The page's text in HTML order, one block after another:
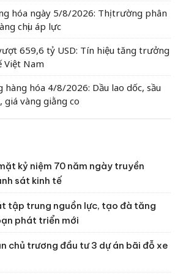
hóa ngày 5/8/2026: Thị trường phân
chịu áp lực
659,6 tỷ USD: Tín hiệu tăng trưởng
Việt Nam
hóa 4/8/2026: Dầu lao dốc, sầu
vàng giằng co
kỷ niệm 70 năm ngày truyền
sát kinh tế
tập trung nguồn lực, tạo đà tăng
phát triển mới
chủ trương đầu tư 3 dự án bãi đỗ xe